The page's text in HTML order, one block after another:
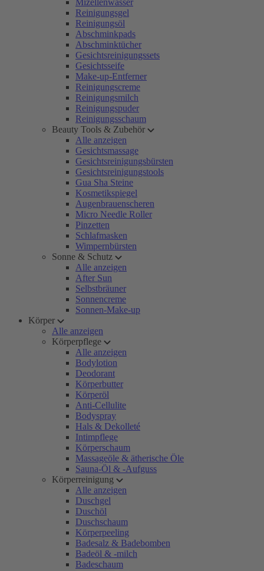
Mizellenwasser
Reinigungsgel
Reinigungsöl
Abschminkpads
Abschminktücher
Gesichtsreinigungssets
Gesichtsseife
Make-up-Entferner
Reinigungscreme
Reinigungsmilch
Reinigungspuder
Reinigungsschaum
Beauty Tools & Zubehör
Alle anzeigen
Gesichtsmassage
Gesichtsreinigungsbürsten
Gesichtsreinigungstools
Gua Sha Steine
Kosmetikspiegel
Augenbrauenscheren
Micro Needle Roller
Pinzetten
Schlafmasken
Wimpernbürsten
Sonne & Schutz
Alle anzeigen
After Sun
Selbstbräuner
Sonnencreme
Sonnen-Make-up
Körper
Alle anzeigen
Körperpflege
Alle anzeigen
Bodylotion
Deodorant
Körperbutter
Körperöl
Anti-Cellulite
Bodyspray
Hals & Dekolleté
Intimpflege
Körperschaum
Massageöle & ätherische Öle
Sauna-Öl & -Aufguss
Körperreinigung
Alle anzeigen
Duschgel
Duschöl
Duschschaum
Körperpeeling
Badesalz & Badebomben
Badeöl & -milch
Badeschaum